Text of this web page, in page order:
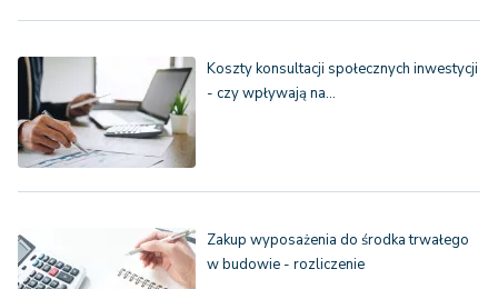
Koszty konsultacji społecznych inwestycji
- czy wpływają na…
Zakup wyposażenia do środka trwałego
w budowie - rozliczenie